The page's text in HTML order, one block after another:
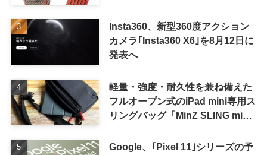
Insta360、新型360度アクション
カメラ｢Insta360 X6｣を8月12日に
発表へ
軽量・強度・耐久性を兼ね備えた
フルオープン式のiPad mini専用ス
リングバッグ「MinZ SLING mini
Google、｢Pixel 11｣シリーズの予